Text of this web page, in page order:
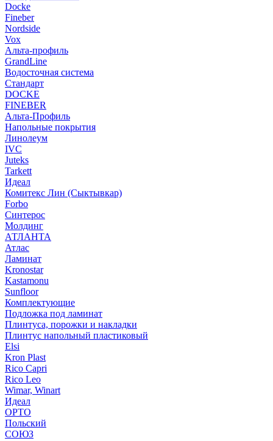
Docke
Fineber
Nordside
Vox
Альта-профиль
GrandLine
Водосточная система
Стандарт
DOCKE
FINEBER
Альта-Профиль
Напольные покрытия
Линолеум
IVC
Juteks
Tarkett
Идеал
Комитекс Лин (Сыктывкар)
Forbo
Синтерос
Молдинг
АТЛАНТА
Атлас
Ламинат
Kronostar
Kastamonu
Sunfloor
Комплектующие
Подложка под ламинат
Плинтуса, порожки и накладки
Плинтус напольный пластиковый
Elsi
Kron Plast
Rico Capri
Rico Leo
Wimar, Winart
Идеал
ОРТО
Польский
СОЮЗ